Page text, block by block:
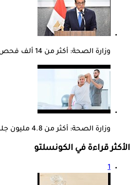
وزارة الصحة: أكثر من 14 ألف فحص بالأشعة المتنقلة خلال عام
وزارة الصحة: أكثر من 4.8 مليون جلسة علاج طبيعي خلال عام
الأكثر قراءة في الكونسلتو
1